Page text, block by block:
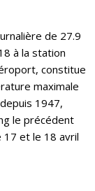
de 27.9
à la station
constitue
maximale
1947,
le précédent
17 et le 18 avril